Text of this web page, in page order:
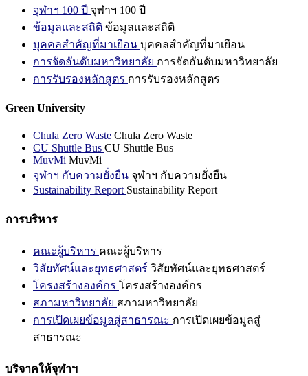
จุฬาฯ 100 ปี จุฬาฯ 100 ปี
ข้อมูลและสถิติ ข้อมูลและสถิติ
บุคคลสำคัญที่มาเยือน บุคคลสำคัญที่มาเยือน
การจัดอันดับมหาวิทยาลัย การจัดอันดับมหาวิทยาลัย
การรับรองหลักสูตร การรับรองหลักสูตร
Green University
Chula Zero Waste Chula Zero Waste
CU Shuttle Bus CU Shuttle Bus
MuvMi MuvMi
จุฬาฯ กับความยั่งยืน จุฬาฯ กับความยั่งยืน
Sustainability Report Sustainability Report
การบริหาร
คณะผู้บริหาร คณะผู้บริหาร
วิสัยทัศน์และยุทธศาสตร์ วิสัยทัศน์และยุทธศาสตร์
โครงสร้างองค์กร โครงสร้างองค์กร
สภามหาวิทยาลัย สภามหาวิทยาลัย
การเปิดเผยข้อมูลสู่สาธารณะ การเปิดเผยข้อมูลสู่
สาธารณะ
บริจาคให้จุฬาฯ